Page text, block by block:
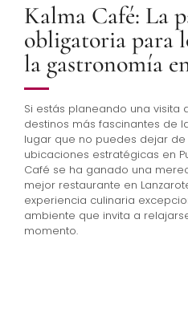
Kalma Café: La
obligatoria para
la gastronomía
Si estás planeando una visita
destinos más fascinantes de
lugar que no puedes dejar de
ubicaciones estratégicas en
Café se ha ganado una
mejor restaurante en
experiencia culinaria
ambiente que invita a
momento.